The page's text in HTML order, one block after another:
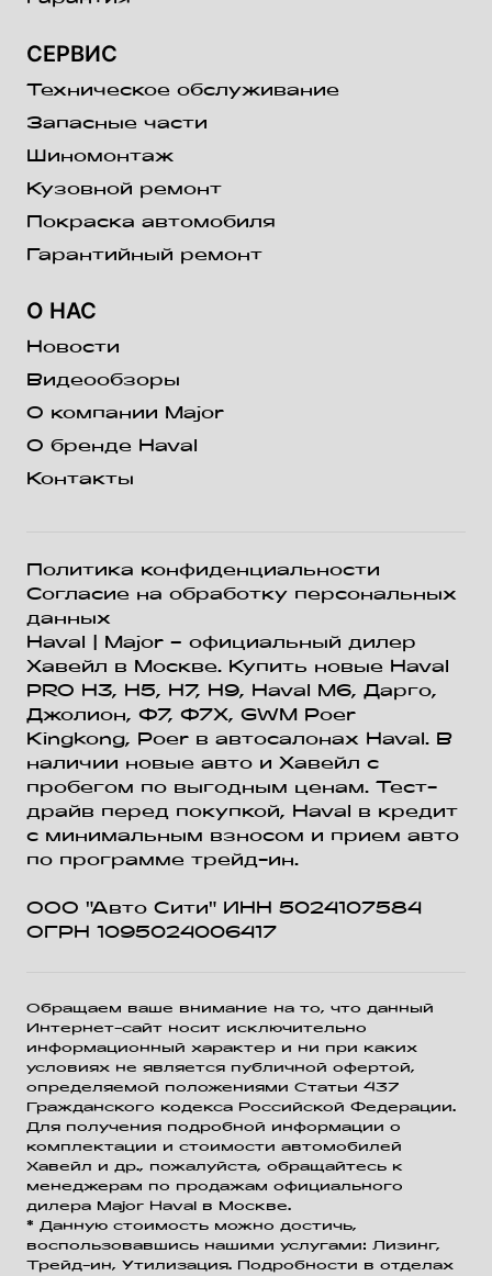
СЕРВИС
Техническое обслуживание
Запасные части
Шиномонтаж
Кузовной ремонт
Покраска автомобиля
Гарантийный ремонт
О НАС
Новости
Видеообзоры
О компании Major
О бренде Haval
Контакты
Политика конфиденциальности
Согласие на обработку персональных
данных
Haval
| Major – официальный дилер
Хавейл в Москве. Купить новые Haval
PRO H3, Н5, H7, Н9, Haval М6, Дарго,
Джолион, Ф7, Ф7Х, GWM Poer
Kingkong, Poer в автосалонах Haval. В
наличии новые авто и Хавейл с
пробегом по выгодным ценам. Тест-
драйв перед покупкой, Haval в кредит
с минимальным взносом и прием авто
по программе трейд-ин.
ООО "Авто Сити" ИНН 5024107584
ОГРН 1095024006417
Обращаем ваше внимание на то, что данный
Интернет-сайт носит исключительно
информационный характер и ни при каких
условиях не является публичной офертой,
определяемой положениями Статьи 437
Гражданского кодекса Российской Федерации.
Для получения подробной информации о
комплектации и стоимости автомобилей
Хавейл и др., пожалуйста, обращайтесь к
менеджерам по продажам официального
дилера Major Haval в Москве.
* Данную стоимость можно достичь,
воспользовавшись нашими услугами: Лизинг,
Трейд-ин, Утилизация. Подробности в отделах